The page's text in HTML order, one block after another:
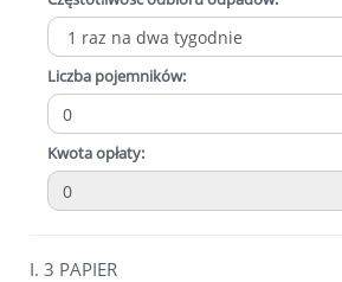
Liczba pojemników:
Kwota opłaty:
I. 3 PAPIER